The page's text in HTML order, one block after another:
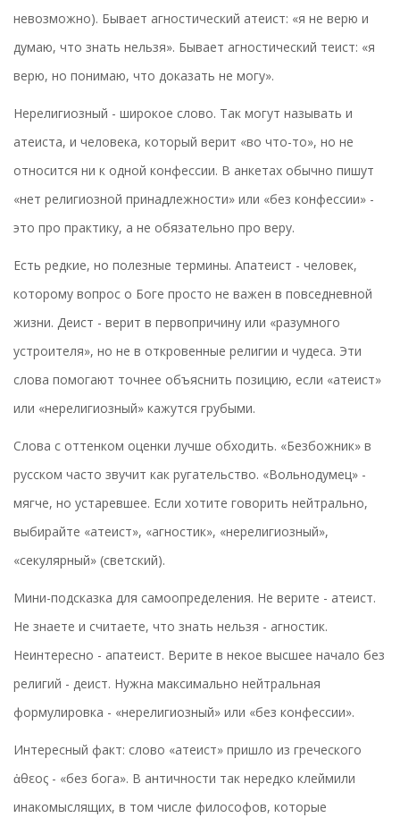
невозможно). Бывает агностический атеист: «я не верю и
думаю, что знать нельзя». Бывает агностический теист: «я
верю, но понимаю, что доказать не могу».
Нерелигиозный - широкое слово. Так могут называть и
атеиста, и человека, который верит «во что-то», но не
относится ни к одной конфессии. В анкетах обычно пишут
«нет религиозной принадлежности» или «без конфессии» -
это про практику, а не обязательно про веру.
Есть редкие, но полезные термины. Апатеист - человек,
которому вопрос о Боге просто не важен в повседневной
жизни. Деист - верит в первопричину или «разумного
устроителя», но не в откровенные религии и чудеса. Эти
слова помогают точнее объяснить позицию, если «атеист»
или «нерелигиозный» кажутся грубыми.
Слова с оттенком оценки лучше обходить. «Безбожник» в
русском часто звучит как ругательство. «Вольнодумец» -
мягче, но устаревшее. Если хотите говорить нейтрально,
выбирайте «атеист», «агностик», «нерелигиозный»,
«секулярный» (светский).
Мини-подсказка для самоопределения. Не верите - атеист.
Не знаете и считаете, что знать нельзя - агностик.
Неинтересно - апатеист. Верите в некое высшее начало без
религий - деист. Нужна максимально нейтральная
формулировка - «нерелигиозный» или «без конфессии».
Интересный факт: слово «атеист» пришло из греческого
ἀθεος - «без бога». В античности так нередко клеймили
инакомыслящих, в том числе философов, которые